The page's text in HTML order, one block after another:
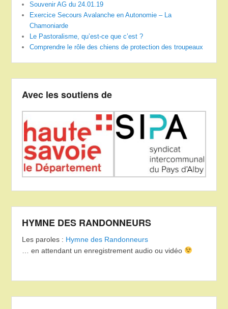
Souvenir AG du 24.01.19
Exercice Secours Avalanche en Autonomie – La
Chamoniarde
Le Pastoralisme, qu’est-ce que c’est ?
Comprendre le rôle des chiens de protection des troupeaux
Avec les soutiens de
HYMNE DES RANDONNEURS
Les paroles : Hymne des Randonneurs
… en attendant un enregistrement audio ou vidéo